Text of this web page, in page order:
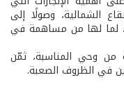
الشمالية، وصولًا إلى
لما لها من مساهمة في
من وحي المناسبة، ثمّن
في الظروف الصعبة.